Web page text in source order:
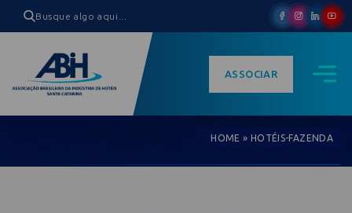
ASSOCIAR
HOME » HOTÉIS-FAZENDA